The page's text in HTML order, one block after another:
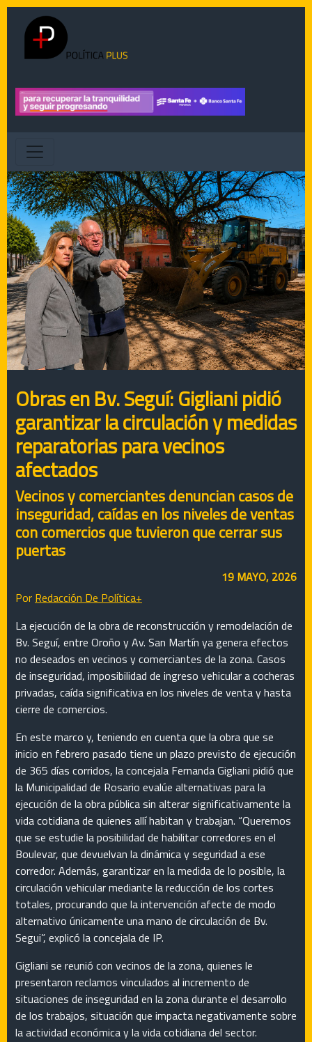
Obras en Bv. Seguí: Gigliani pidió
garantizar la circulación y medidas
reparatorias para vecinos
afectados
Vecinos y comerciantes denuncian casos de
inseguridad, caídas en los niveles de ventas
con comercios que tuvieron que cerrar sus
puertas
19 MAYO, 2026
Por Redacción De Política+
La ejecución de la obra de reconstrucción y remodelación de
Bv. Seguí, entre Oroño y Av. San Martín ya genera efectos
no deseados en vecinos y comerciantes de la zona. Casos
de inseguridad, imposibilidad de ingreso vehicular a cocheras
privadas, caída significativa en los niveles de venta y hasta
cierre de comercios.
En este marco y, teniendo en cuenta que la obra que se
inicio en febrero pasado tiene un plazo previsto de ejecución
de 365 días corridos, la concejala Fernanda Gigliani pidió que
la Municipalidad de Rosario evalúe alternativas para la
ejecución de la obra pública sin alterar significativamente la
vida cotidiana de quienes allí habitan y trabajan. “Queremos
que se estudie la posibilidad de habilitar corredores en el
Boulevar, que devuelvan la dinámica y seguridad a ese
corredor. Además, garantizar en la medida de lo posible, la
circulación vehicular mediante la reducción de los cortes
totales, procurando que la intervención afecte de modo
alternativo únicamente una mano de circulación de Bv.
Segui”, explicó la concejala de IP.
Gigliani se reunió con vecinos de la zona, quienes le
presentaron reclamos vinculados al incremento de
situaciones de inseguridad en la zona durante el desarrollo
de los trabajos, situación que impacta negativamente sobre
la actividad económica y la vida cotidiana del sector.